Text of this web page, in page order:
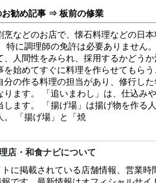
お勧め記事 ⇒ 板前の修業
烹などのお店で、懐石料理などの日
特に調理師の免許は必要ありません
、人間性をみられ、採用するかどう
を始めてすぐに料理を作らせてもら
分の作る料理の担当があり、修行し
ります。 「追いまわし」は、仕込み
します。 「揚げ場」は揚げ物を作る
。 「揚げ場」と「焼
店・和食ナビについて
トに掲載されている店舗情報、営業時